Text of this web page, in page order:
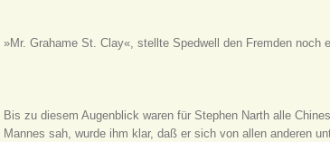
»Mr. Grahame St. Clay«, stellte Spedwell den Fremden noch
Bis zu diesem Augenblick waren für Stephen Narth alle
Mannes sah, wurde ihm klar, daß er sich von allen anderen